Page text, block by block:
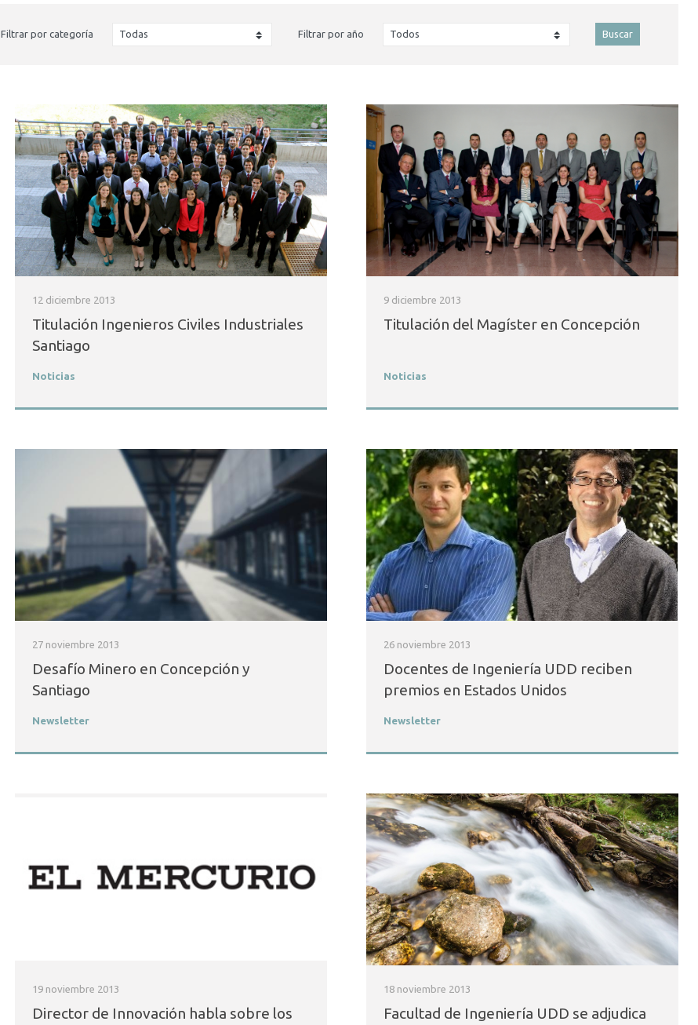
Filtrar por categoría Filtrar por año Buscar
12 diciembre 2013
Titulación Ingenieros Civiles Industriales
Santiago
Noticias
9 diciembre 2013
Titulación del Magíster en Concepción
Noticias
27 noviembre 2013
Desafío Minero en Concepción y
Santiago
Newsletter
26 noviembre 2013
Docentes de Ingeniería UDD reciben
premios en Estados Unidos
Newsletter
19 noviembre 2013
Director de Innovación habla sobre los
18 noviembre 2013
Facultad de Ingeniería UDD se adjudica